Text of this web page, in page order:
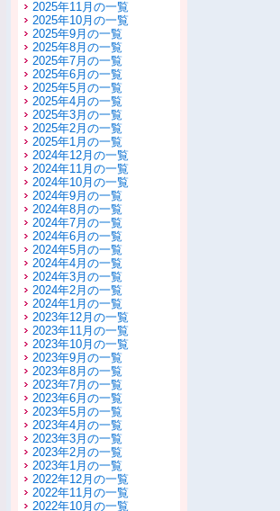
2025年11月の一覧
2025年10月の一覧
2025年9月の一覧
2025年8月の一覧
2025年7月の一覧
2025年6月の一覧
2025年5月の一覧
2025年4月の一覧
2025年3月の一覧
2025年2月の一覧
2025年1月の一覧
2024年12月の一覧
2024年11月の一覧
2024年10月の一覧
2024年9月の一覧
2024年8月の一覧
2024年7月の一覧
2024年6月の一覧
2024年5月の一覧
2024年4月の一覧
2024年3月の一覧
2024年2月の一覧
2024年1月の一覧
2023年12月の一覧
2023年11月の一覧
2023年10月の一覧
2023年9月の一覧
2023年8月の一覧
2023年7月の一覧
2023年6月の一覧
2023年5月の一覧
2023年4月の一覧
2023年3月の一覧
2023年2月の一覧
2023年1月の一覧
2022年12月の一覧
2022年11月の一覧
2022年10月の一覧